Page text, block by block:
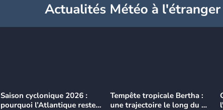
Actualités Météo à l'étranger
Saison cyclonique 2026 :
pourquoi l’Atlantique reste
Tempête tropicale Bertha :
une trajectoire le long du du